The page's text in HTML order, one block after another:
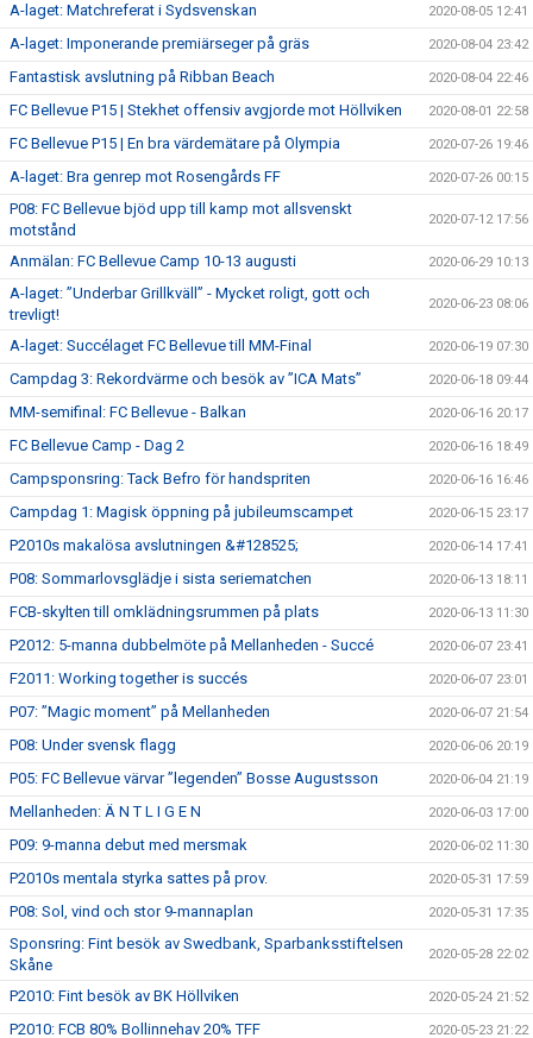
A-laget: Matchreferat i Sydsvenskan 2020-08-05 12:41
A-laget: Imponerande premiärseger på gräs 2020-08-04 23:42
Fantastisk avslutning på Ribban Beach 2020-08-04 22:46
FC Bellevue P15 | Stekhet offensiv avgjorde mot Höllviken 2020-08-01 22:58
FC Bellevue P15 | En bra värdemätare på Olympia 2020-07-26 19:46
A-laget: Bra genrep mot Rosengårds FF 2020-07-26 00:15
P08: FC Bellevue bjöd upp till kamp mot allsvenskt
motstånd
2020-07-12 17:56
Anmälan: FC Bellevue Camp 10-13 augusti 2020-06-29 10:13
A-laget: ”Underbar Grillkväll” - Mycket roligt, gott och
trevligt!
2020-06-23 08:06
A-laget: Succélaget FC Bellevue till MM-Final 2020-06-19 07:30
Campdag 3: Rekordvärme och besök av ”ICA Mats” 2020-06-18 09:44
MM-semifinal: FC Bellevue - Balkan 2020-06-16 20:17
FC Bellevue Camp - Dag 2 2020-06-16 18:49
Campsponsring: Tack Befro för handspriten 2020-06-16 16:46
Campdag 1: Magisk öppning på jubileumscampet 2020-06-15 23:17
P2010s makalösa avslutningen &#128525; 2020-06-14 17:41
P08: Sommarlovsglädje i sista seriematchen 2020-06-13 18:11
FCB-skylten till omklädningsrummen på plats 2020-06-13 11:30
P2012: 5-manna dubbelmöte på Mellanheden - Succé 2020-06-07 23:41
F2011: Working together is succés 2020-06-07 23:01
P07: ”Magic moment” på Mellanheden 2020-06-07 21:54
P08: Under svensk flagg 2020-06-06 20:19
P05: FC Bellevue värvar ”legenden” Bosse Augustsson 2020-06-04 21:19
Mellanheden: Ä N T L I G E N 2020-06-03 17:00
P09: 9-manna debut med mersmak 2020-06-02 11:30
P2010s mentala styrka sattes på prov. 2020-05-31 17:59
P08: Sol, vind och stor 9-mannaplan 2020-05-31 17:35
Sponsring: Fint besök av Swedbank, Sparbanksstiftelsen
Skåne
2020-05-28 22:02
P2010: Fint besök av BK Höllviken 2020-05-24 21:52
P2010: FCB 80% Bollinnehav 20% TFF 2020-05-23 21:22